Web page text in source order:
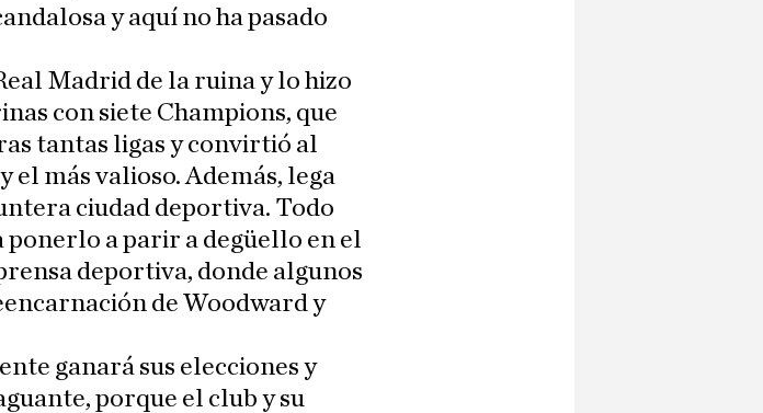
y aquí no ha pasado
Madrid de la ruina y lo hizo
con siete Champions, que
tantas ligas y convirtió al
más valioso. Además, lega
ciudad deportiva. Todo
ponerlo a parir a degüello en el
deportiva, donde algunos
de Woodward y
ganará sus elecciones y
porque el club y su